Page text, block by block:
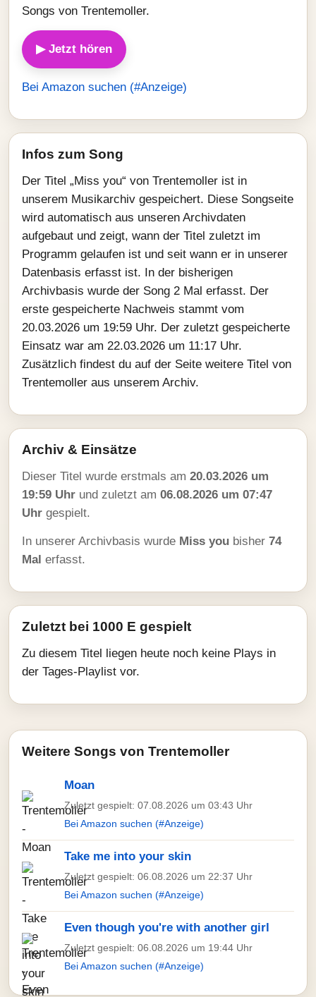
Songs von Trentemoller.
▶ Jetzt hören
Bei Amazon suchen (#Anzeige)
Infos zum Song
Der Titel „Miss you“ von Trentemoller ist in
unserem Musikarchiv gespeichert. Diese Songseite
wird automatisch aus unseren Archivdaten
aufgebaut und zeigt, wann der Titel zuletzt im
Programm gelaufen ist und seit wann er in unserer
Datenbasis erfasst ist. In der bisherigen
Archivbasis wurde der Song 2 Mal erfasst. Der
erste gespeicherte Nachweis stammt vom
20.03.2026 um 19:59 Uhr. Der zuletzt gespeicherte
Einsatz war am 22.03.2026 um 11:17 Uhr.
Zusätzlich findest du auf der Seite weitere Titel von
Trentemoller aus unserem Archiv.
Archiv & Einsätze
Dieser Titel wurde erstmals am 20.03.2026 um
19:59 Uhr und zuletzt am 06.08.2026 um 07:47
Uhr gespielt.
In unserer Archivbasis wurde Miss you bisher 74
Mal erfasst.
Zuletzt bei 1000 E gespielt
Zu diesem Titel liegen heute noch keine Plays in
der Tages-Playlist vor.
Weitere Songs von Trentemoller
Moan
Zuletzt gespielt: 07.08.2026 um 03:43 Uhr
Bei Amazon suchen (#Anzeige)
Take me into your skin
Zuletzt gespielt: 06.08.2026 um 22:37 Uhr
Bei Amazon suchen (#Anzeige)
Even though you're with another girl
Zuletzt gespielt: 06.08.2026 um 19:44 Uhr
Bei Amazon suchen (#Anzeige)